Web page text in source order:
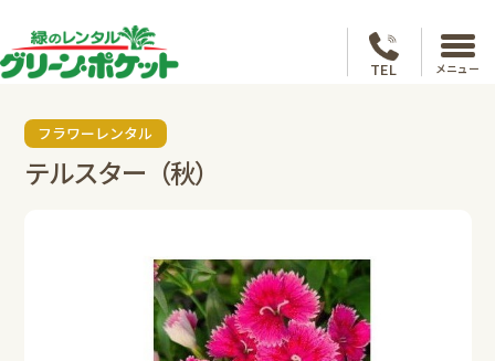
TEL メニュー
フラワーレンタル
テルスター（秋）